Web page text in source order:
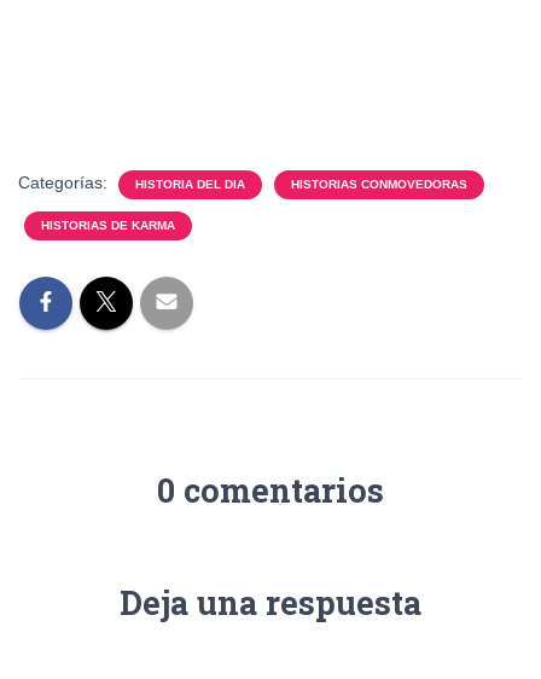
Categorías: HISTORIA DEL DIA HISTORIAS CONMOVEDORAS
HISTORIAS DE KARMA
0 comentarios
Deja una respuesta